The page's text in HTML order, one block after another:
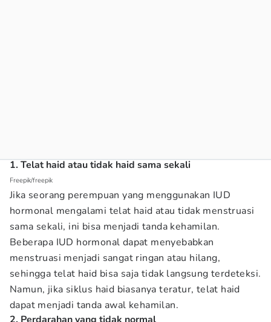
1. Telat haid atau tidak haid sama sekali
Freepik/freepik
Jika seorang perempuan yang menggunakan IUD
hormonal mengalami telat haid atau tidak menstruasi
sama sekali, ini bisa menjadi tanda kehamilan.
Beberapa IUD hormonal dapat menyebabkan
menstruasi menjadi sangat ringan atau hilang,
sehingga telat haid bisa saja tidak langsung terdeteksi.
Namun, jika siklus haid biasanya teratur, telat haid
dapat menjadi tanda awal kehamilan.